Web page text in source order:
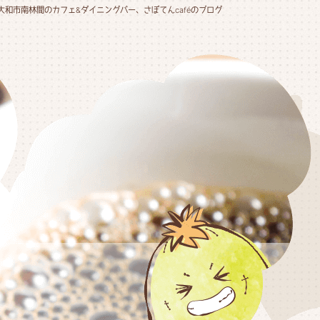
和市南林間のカフェ&ダイニングバー、さぼてんcaféのブログ